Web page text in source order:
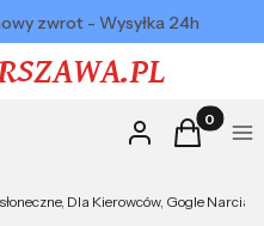
zwrot - Wysyłka 24h
Zaloguj sięProdukty
Koszyk
Dla Kierowców, Gogle